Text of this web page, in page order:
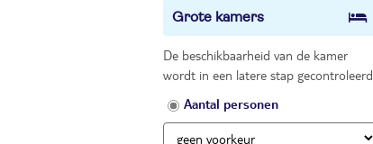
Grote kamers
De beschikbaarheid van de kamer
wordt in een latere stap gecontroleerd
Aantal personen